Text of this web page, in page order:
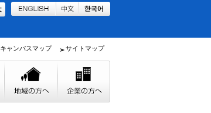
キャンパスマップ サイトマップ